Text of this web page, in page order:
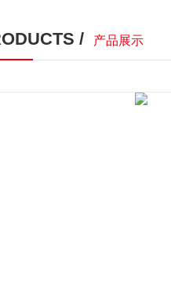
/ 产品展示